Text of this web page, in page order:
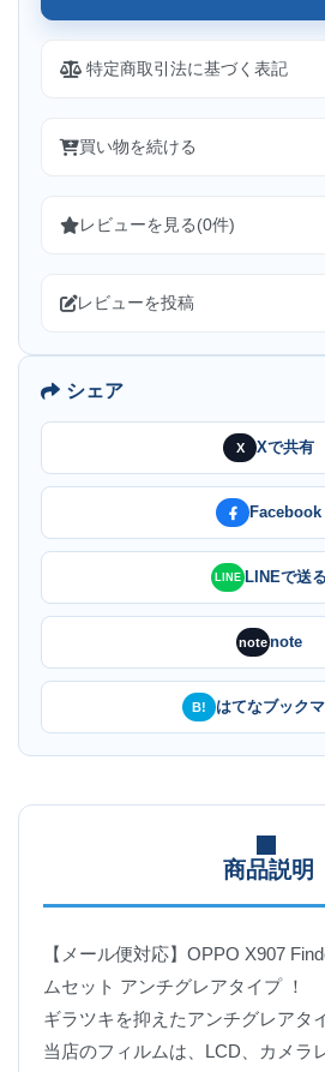
特定商取引法に基づく表記
買い物を続ける
レビューを見る(0件)
レビューを投稿
シェア
X Xで共有
Facebook
LINE LINEで送る
notenote
B! はてなブック
商品説明
【メール便対応】OPPO X907
ムセット アンチグレアタイプ ！
ギラツキを抑えたアンチグレアタ
当店のフィルムは、LCD、カメラ